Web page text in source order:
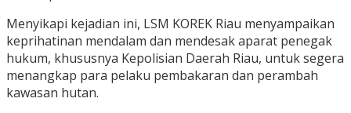
Menyikapi kejadian ini, LSM KOREK Riau menyampaikan
keprihatinan mendalam dan mendesak aparat penegak
hukum, khususnya Kepolisian Daerah Riau, untuk segera
menangkap para pelaku pembakaran dan perambah
kawasan hutan.